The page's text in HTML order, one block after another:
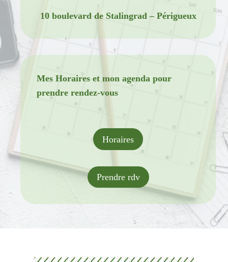
10 boulevard de Stalingrad – Périgueux
Mes Horaires et mon agenda pour
prendre rendez-vous
Horaires
Prendre rdv